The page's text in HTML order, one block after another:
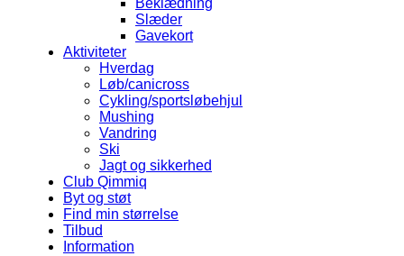
Beklædning
Slæder
Gavekort
Aktiviteter
Hverdag
Løb/canicross
Cykling/sportsløbehjul
Mushing
Vandring
Ski
Jagt og sikkerhed
Club Qimmiq
Byt og støt
Find min størrelse
Tilbud
Information